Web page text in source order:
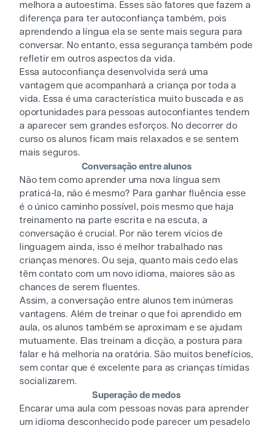
melhora a autoestima. Esses são fatores que fazem a
diferença para ter autoconfiança também, pois
aprendendo a língua ela se sente mais segura para
conversar. No entanto, essa segurança também pode
refletir em outros aspectos da vida.
Essa autoconfiança desenvolvida será uma
vantagem que acompanhará a criança por toda a
vida. Essa é uma característica muito buscada e as
oportunidades para pessoas autoconfiantes tendem
a aparecer sem grandes esforços. No decorrer do
curso os alunos ficam mais relaxados e se sentem
mais seguros.
Conversação entre alunos
Não tem como aprender uma nova língua sem
praticá-la, não é mesmo? Para ganhar fluência esse
é o único caminho possível, pois mesmo que haja
treinamento na parte escrita e na escuta, a
conversação é crucial. Por não terem vícios de
linguagem ainda, isso é melhor trabalhado nas
crianças menores. Ou seja, quanto mais cedo elas
têm contato com um novo idioma, maiores são as
chances de serem fluentes.
Assim, a conversação entre alunos tem inúmeras
vantagens. Além de treinar o que foi aprendido em
aula, os alunos também se aproximam e se ajudam
mutuamente. Elas treinam a dicção, a postura para
falar e há melhoria na oratória. São muitos benefícios,
sem contar que é excelente para as crianças tímidas
socializarem.
Superação de medos
Encarar uma aula com pessoas novas para aprender
um idioma desconhecido pode parecer um pesadelo